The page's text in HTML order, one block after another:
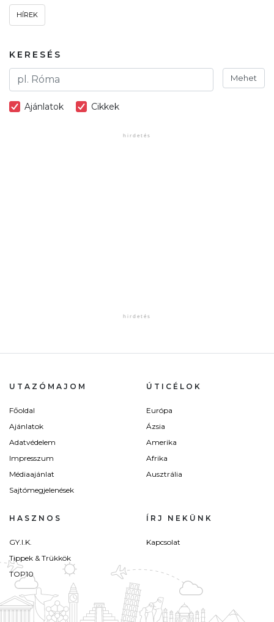
HÍREK
KERESÉS
Mehet
Ajánlatok Cikkek
UTAZÓMAJOM
Főoldal
Ajánlatok
Adatvédelem
Impresszum
Médiaajánlat
Sajtómegjelenések
ÚTICÉLOK
Európa
Ázsia
Amerika
Afrika
Ausztrália
HASZNOS
GY.I.K.
Tippek & Trükkök
TOP10
ÍRJ NEKÜNK
Kapcsolat